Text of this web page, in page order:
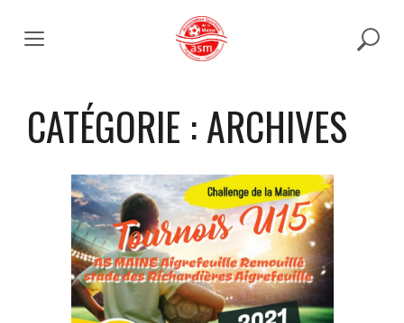
content
CATÉGORIE :ARCHIVES